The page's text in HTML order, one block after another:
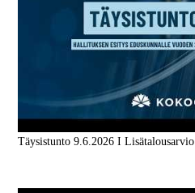
Täysistunto 9.6.2026 I Lisätalousarvio